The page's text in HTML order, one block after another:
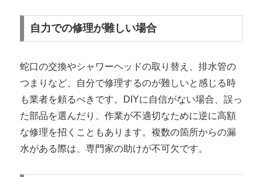
自力での修理が難しい場合
蛇口の交換やシャワーヘッドの取り替え、排水管の
つまりなど、自分で修理するのが難しいと感じる時
も業者を頼るべきです。DIYに自信がない場合、誤っ
た部品を選んだり、作業が不適切なために逆に高額
な修理を招くこともあります。複数の箇所からの漏
水がある際は、専門家の助けが不可欠です。